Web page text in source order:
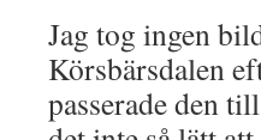
Jag tog ingen
Körsbärsdalen
passerade den